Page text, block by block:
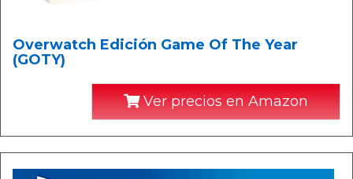
Overwatch Edición Game Of The Year
(GOTY)
Ver precios en Amazon